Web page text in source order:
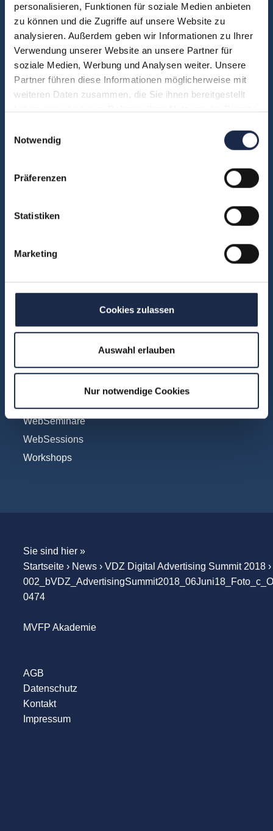
personalisieren, Funktionen für soziale Medien anbieten
zu können und die Zugriffe auf unsere Website zu
analysieren. Außerdem geben wir Informationen zu Ihrer
Verwendung unserer Website an unsere Partner für
soziale Medien, Werbung und Analysen weiter. Unsere
Partner führen diese Informationen möglicherweise mit
weiteren Daten zusammen, die Sie ihnen bereitgestellt
Notwendig
Präferenzen
Statistiken
Marketing
Cookies zulassen
Auswahl erlauben
Nur notwendige Cookies
FAQ
Unsere Experten
Teilnehmerstimmen
Kontakt
Fachbereiche
Redaktion
Konferenzen
WebSeminare
WebSessions
Workshops
Sie sind hier »
Startseite› News› VDZ Digital Advertising Summit 2018›
0474
MVFP Akademie
AGB
Datenschutz
Kontakt
Impressum